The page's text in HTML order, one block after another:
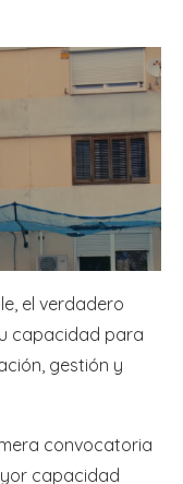
el verdadero
capacidad para
gestión y
convocatoria
capacidad